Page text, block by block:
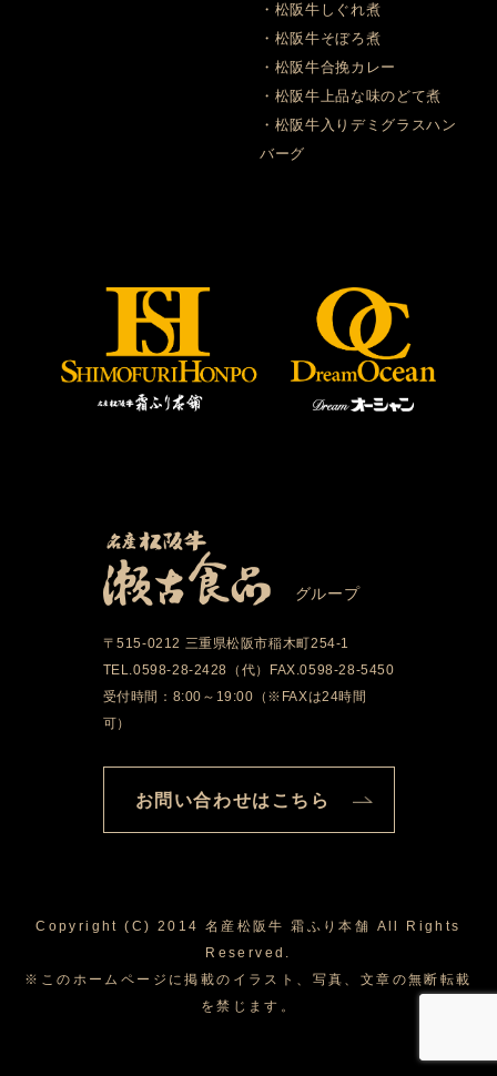
・松阪牛しぐれ煮
・松阪牛そぼろ煮
・松阪牛合挽カレー
・松阪牛上品な味のどて煮
・松阪牛入りデミグラスハン
バーグ
グループ
〒515-0212 三重県松阪市稲木町254-1
TEL.0598-28-2428（代）FAX.0598-28-5450
受付時間：8:00～19:00（※FAXは24時間
可）
お問い合わせはこちら
Copyright (C) 2014 名産松阪牛 霜ふり本舗 All Rights
Reserved.
※このホームページに掲載のイラスト、写真、文章の無断転載
を禁じます。